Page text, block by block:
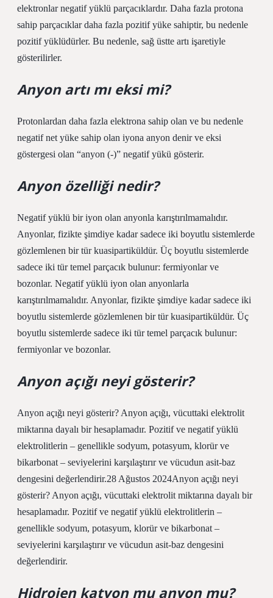
elektronlar negatif yüklü parçacıklardır. Daha fazla protona
sahip parçacıklar daha fazla pozitif yüke sahiptir, bu nedenle
pozitif yüklüdürler. Bu nedenle, sağ üstte artı işaretiyle
gösterilirler.
Anyon artı mı eksi mi?
Protonlardan daha fazla elektrona sahip olan ve bu nedenle
negatif net yüke sahip olan iyona anyon denir ve eksi
göstergesi olan “anyon (-)” negatif yükü gösterir.
Anyon özelliği nedir?
Negatif yüklü bir iyon olan anyonla karıştırılmamalıdır.
Anyonlar, fizikte şimdiye kadar sadece iki boyutlu sistemlerde
gözlemlenen bir tür kuasipartiküldür. Üç boyutlu sistemlerde
sadece iki tür temel parçacık bulunur: fermiyonlar ve
bozonlar. Negatif yüklü iyon olan anyonlarla
karıştırılmamalıdır. Anyonlar, fizikte şimdiye kadar sadece iki
boyutlu sistemlerde gözlemlenen bir tür kuasipartiküldür. Üç
boyutlu sistemlerde sadece iki tür temel parçacık bulunur:
fermiyonlar ve bozonlar.
Anyon açığı neyi gösterir?
Anyon açığı neyi gösterir? Anyon açığı, vücuttaki elektrolit
miktarına dayalı bir hesaplamadır. Pozitif ve negatif yüklü
elektrolitlerin – genellikle sodyum, potasyum, klorür ve
bikarbonat – seviyelerini karşılaştırır ve vücudun asit-baz
dengesini değerlendirir.28 Ağustos 2024Anyon açığı neyi
gösterir? Anyon açığı, vücuttaki elektrolit miktarına dayalı bir
hesaplamadır. Pozitif ve negatif yüklü elektrolitlerin –
genellikle sodyum, potasyum, klorür ve bikarbonat –
seviyelerini karşılaştırır ve vücudun asit-baz dengesini
değerlendirir.
Hidrojen katyon mu anyon mu?